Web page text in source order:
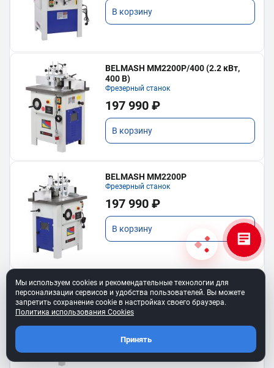
В корзину
BELMASH MM2200P/400 (2.2 кВт,
400 В)
Фрезерный станок
197 990 ₽
В корзину
BELMASH MM2200P
Фрезерный станок
197 990 ₽
В корзину
BELMASH MM1500ST1000/400 (1,5
кВт, 400 В)
Фрезерный станок с подвижным столом
142 990 ₽
Мы используем cookies и рекомендательные технологии для
персонализации сервисов и удобства пользователей. Вы можете
запретить сохранение cookie в настройках своего браузера.
Политика использования Cookies
Принять